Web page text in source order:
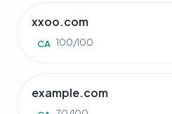
xxoo.com
CA 100/100
example.com